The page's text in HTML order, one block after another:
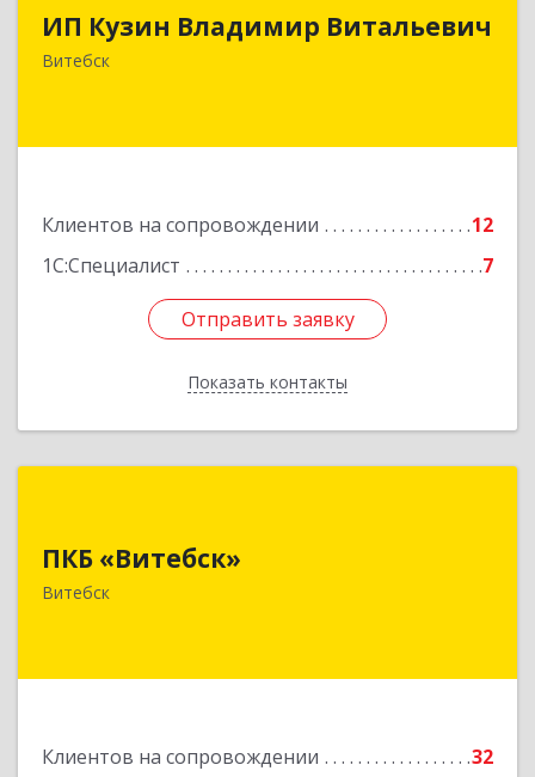
ИП Кузин Владимир Витальевич
Витебск
Клиентов на сопровождении
12
1С:Специалист
7
Отправить заявку
Показать контакты
Беларусь, 210001, г.Витебск, ул. Ильинского,
Отправить заявку
Назад
ПКБ «Витебск»
Витебск
Клиентов на сопровождении
32
Республика Беларусь, 210026, г. Витебск, ул.